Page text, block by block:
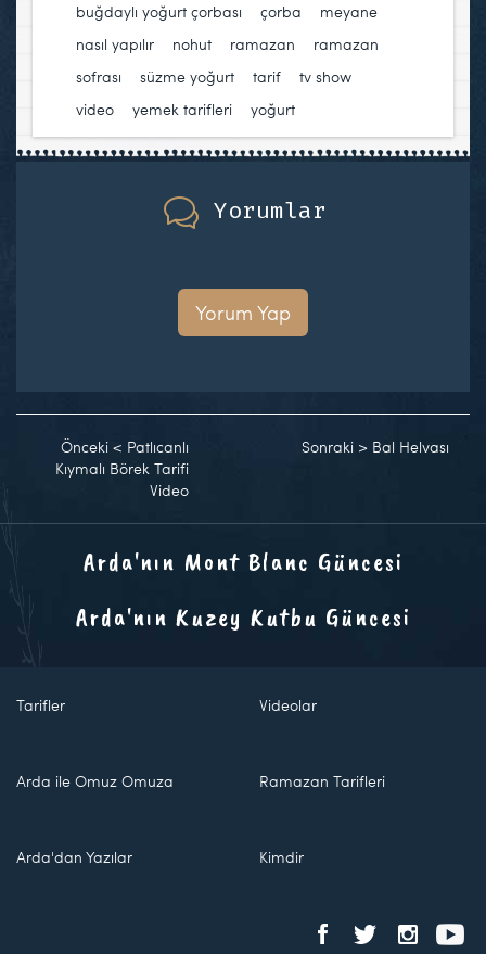
buğdaylı yoğurt çorbası
çorba meyane
nasıl yapılır
nohut ramazan
ramazan
sofrası
süzme yoğurt tarif tv show
video
yemek tarifleri yoğurt
Yorumlar
Yorum Yap
Önceki < Patlıcanlı
Kıymalı Börek Tarifi
Video
Sonraki > Bal Helvası
Arda'nın Mont Blanc Güncesi
Arda'nın Kuzey Kutbu Güncesi
Tarifler Videolar
Arda ile Omuz Omuza Ramazan Tarifleri
Arda'dan Yazılar Kimdir